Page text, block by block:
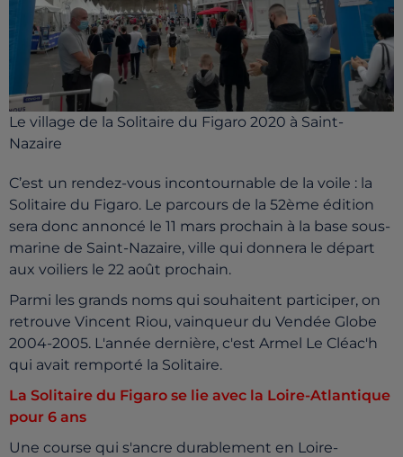
Le village de la Solitaire du Figaro 2020 à Saint-
Nazaire
C’est un rendez-vous incontournable de la voile : la
Solitaire du Figaro. Le parcours de la 52ème édition
sera donc annoncé le 11 mars prochain à la base sous-
marine de Saint-Nazaire, ville qui donnera le départ
aux voiliers le 22 août prochain.
Parmi les grands noms qui souhaitent participer, on
retrouve Vincent Riou, vainqueur du Vendée Globe
2004-2005. L'année dernière, c'est Armel Le Cléac'h
qui avait remporté la Solitaire.
La Solitaire du Figaro se lie avec la Loire-Atlantique
pour 6 ans
Une course qui s'ancre durablement en Loire-